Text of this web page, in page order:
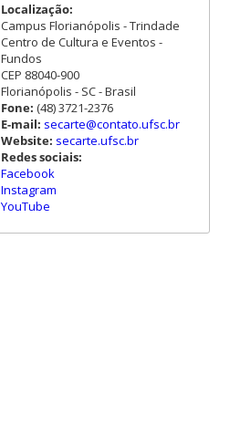
Localização:
Campus Florianópolis - Trindade
Centro de Cultura e Eventos -
Fundos
CEP 88040-900
Florianópolis - SC - Brasil
Fone: (48) 3721-2376
E-mail: secarte@contato.ufsc.br
Website: secarte.ufsc.br
Redes sociais:
Facebook
Instagram
YouTube